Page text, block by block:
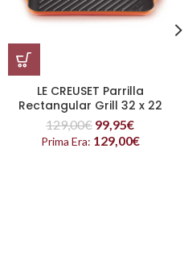
LE CREUSET Parrilla
Rectangular Grill 32 x 22
cm Volcanico
129,00€ 99,95€
Prima Era: 129,00€